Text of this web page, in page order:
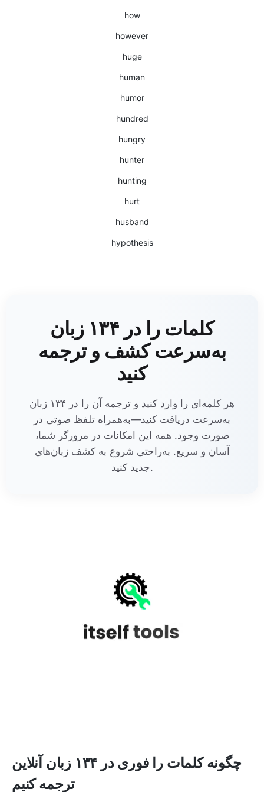
how
however
huge
human
humor
hundred
hungry
hunter
hunting
hurt
husband
hypothesis
کلمات را در ۱۳۴ زبان
به‌سرعت کشف و ترجمه
کنید
هر کلمه‌ای را وارد کنید و ترجمه آن را در ۱۳۴ زبان
به‌سرعت دریافت کنید—به‌همراه تلفظ صوتی در
صورت وجود. همه این امکانات در مرورگر شما،
آسان و سریع. به‌راحتی شروع به کشف زبان‌های
جدید کنید.
چگونه کلمات را فوری در ۱۳۴ زبان آنلاین
ترجمه کنیم